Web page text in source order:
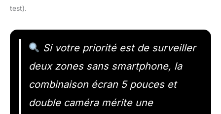
test).
Si votre priorité est de surveiller
deux zones sans smartphone, la
combinaison écran 5 pouces et
double caméra mérite une